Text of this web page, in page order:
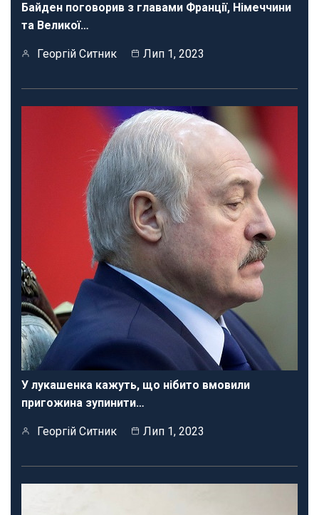
Байден поговорив з главами Франції, Німеччини
та Великої…
Георгій Ситник Лип 1, 2023
У лукашенка кажуть, що нібито вмовили
пригожина зупинити…
Георгій Ситник Лип 1, 2023